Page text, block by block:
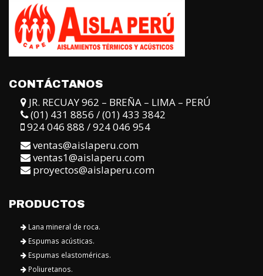
CONTÁCTANOS
JR. RECUAY 962 – BREÑA – LIMA – PERÚ
(01) 431 8856 / (01) 433 3842
924 046 888 / 924 046 954
ventas@aislaperu.com
ventas1@aislaperu.com
proyectos@aislaperu.com
PRODUCTOS
Lana mineral de roca.
Espumas acústicas.
Espumas elastoméricas.
Poliuretanos.